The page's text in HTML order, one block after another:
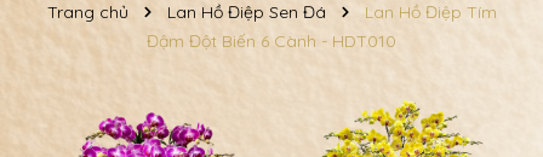
Trang chủ Lan Hồ Điệp Sen Đá
Lan Hồ Điệp Tím
Đậm Đột Biến 6 Cành - HDT010